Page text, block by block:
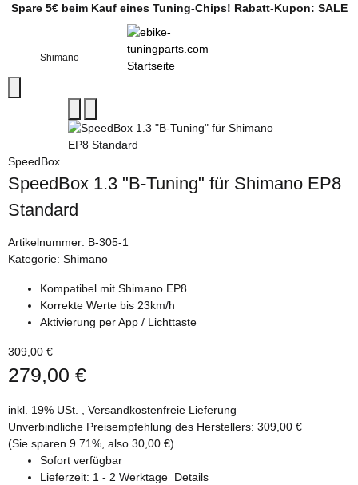
Spare 5€ beim Kauf eines Tuning-Chips! Rabatt-Kupon: SALE
Shimano
SpeedBox
SpeedBox 1.3 "B-Tuning" für Shimano EP8
Standard
Artikelnummer: B-305-1
Kategorie: Shimano
Kompatibel mit Shimano EP8
Korrekte Werte bis 23km/h
Aktivierung per App / Lichttaste
309,00 €
279,00 €
inkl. 19% USt. , Versandkostenfreie Lieferung
Unverbindliche Preisempfehlung des Herstellers: 309,00 €
(Sie sparen 9.71% , also 30,00 €)
Sofort verfügbar
Lieferzeit: 1 - 2 Werktage Details